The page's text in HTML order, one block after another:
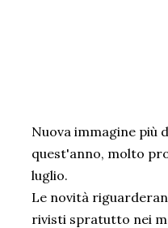
Nuova immagine più
quest'anno, molto
luglio.
Le novità
rivisti spratutto nei